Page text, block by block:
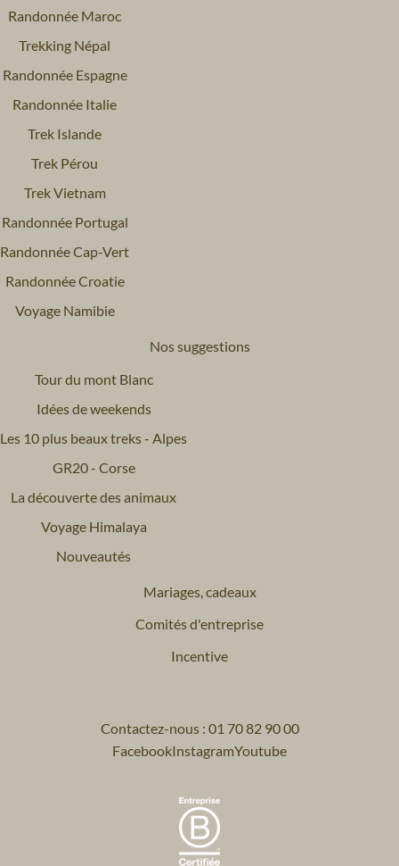
Randonnée Maroc
Trekking Népal
Randonnée Espagne
Randonnée Italie
Trek Islande
Trek Pérou
Trek Vietnam
Randonnée Portugal
Randonnée Cap-Vert
Randonnée Croatie
Voyage Namibie
Nos suggestions
Tour du mont Blanc
Idées de weekends
Les 10 plus beaux treks - Alpes
GR20 - Corse
La découverte des animaux
Voyage Himalaya
Nouveautés
Mariages, cadeaux
Comités d'entreprise
Incentive
Contactez-nous : 01 70 82 90 00
FacebookInstagramYoutube